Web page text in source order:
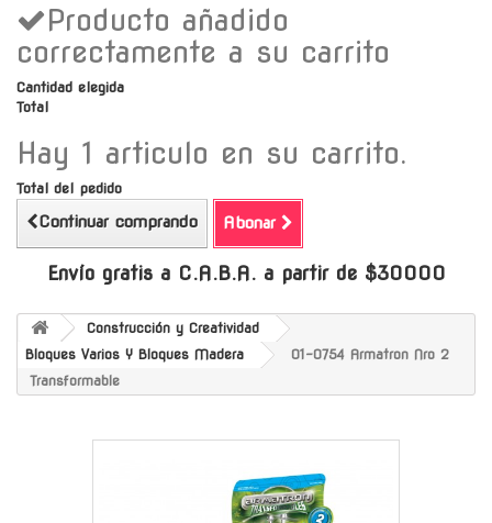
Envío gratis a C.A.B.A. a
partir de $30000
Producto añadido
correctamente a su carrito
Cantidad elegida
Total
Hay 1 articulo en su carrito.
Total del pedido
Continuar comprando Abonar
Envío gratis a C.A.B.A. a partir de $30000
Construcción y Creatividad
Bloques Varios Y Bloques Madera
01-0754 Armatron Nro 2
Transformable